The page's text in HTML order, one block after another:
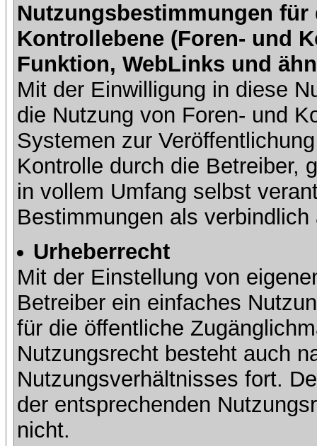
Nutzungsbestimmungen
Kontrollebene (Foren- und
Funktion, WebLinks und
Mit der Einwilligung in diese
die Nutzung von Foren- und
Systemen zur
Kontrolle durch die Betreiber,
in vollem Umfang selbst
Bestimmungen als verbindlich
Urheberrecht
Mit der Einstellung von
Betreiber ein einfaches
für die öffentliche
Nutzungsrecht besteht auch
Nutzungsverhältnisses fort.
der entsprechenden
nicht.